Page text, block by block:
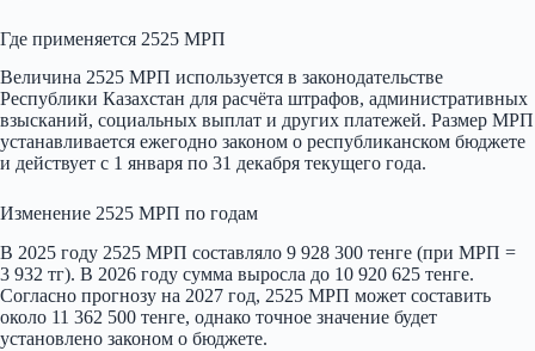
Где применяется 2525 МРП
Величина 2525 МРП используется в законодательстве
Республики Казахстан для расчёта штрафов, административных
взысканий, социальных выплат и других платежей. Размер МРП
устанавливается ежегодно законом о республиканском бюджете
и действует с 1 января по 31 декабря текущего года.
Изменение 2525 МРП по годам
В 2025 году 2525 МРП составляло 9 928 300 тенге (при МРП =
3 932 тг). В 2026 году сумма выросла до 10 920 625 тенге.
Согласно прогнозу на 2027 год, 2525 МРП может составить
около 11 362 500 тенге, однако точное значение будет
установлено законом о бюджете.